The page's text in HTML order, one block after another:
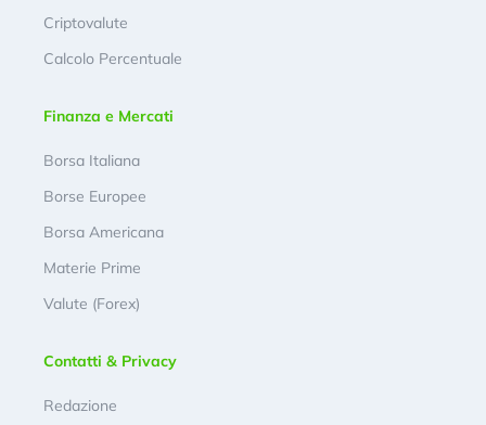
Criptovalute
Calcolo Percentuale
Finanza e Mercati
Borsa Italiana
Borse Europee
Borsa Americana
Materie Prime
Valute (Forex)
Contatti & Privacy
Redazione